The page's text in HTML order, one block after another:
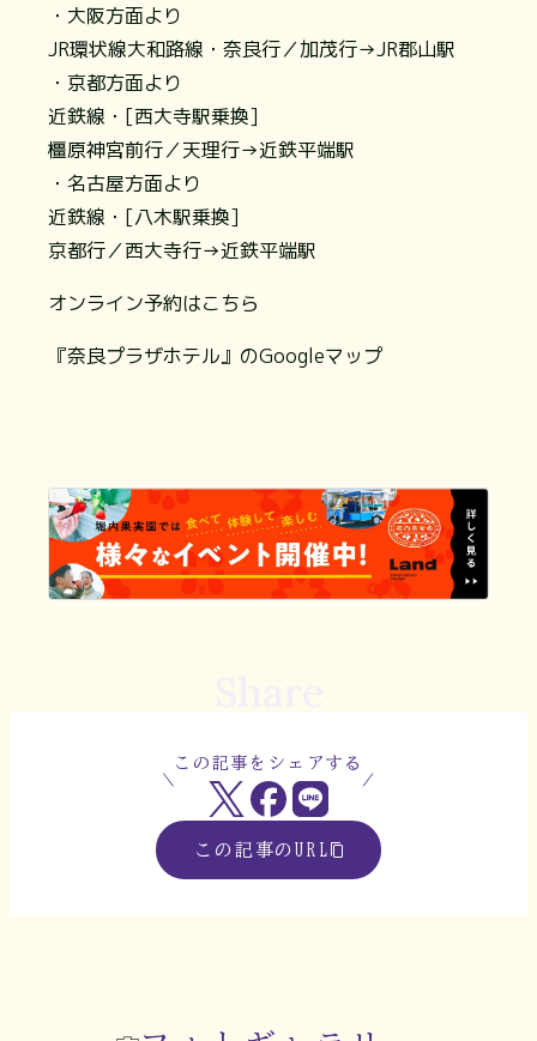
・大阪方面より
JR環状線大和路線・奈良行／加茂行→JR郡山駅
・京都方面より
近鉄線・[西大寺駅乗換]
橿原神宮前行／天理行→近鉄平端駅
・名古屋方面より
近鉄線・[八木駅乗換]
京都行／西大寺行→近鉄平端駅
オンライン予約はこちら
『奈良プラザホテル』のGoogleマップ
この記事をシェアする
この記事のURL